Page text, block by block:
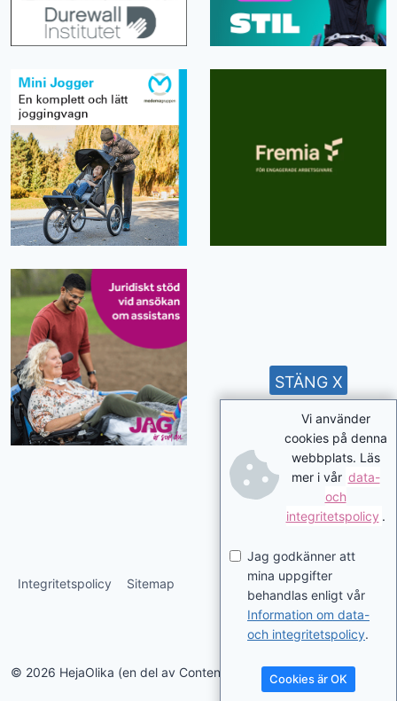
Integritetspolicy Sitemap
© 2026 HejaOlika (en del av Contentverkstan.se)
Vi använder
cookies på denna
webbplats. Läs
mer i vår data-
och
integritetspolicy .
Jag godkänner att
mina uppgifter
behandlas enligt vår
Information om data-
och integritetspolicy.
Cookies är OK
STÄNG X